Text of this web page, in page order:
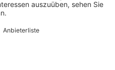
– zum Beispiel
In etlichen
viel getrunken. Acht